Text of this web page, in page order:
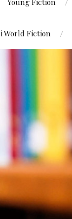
World Fiction